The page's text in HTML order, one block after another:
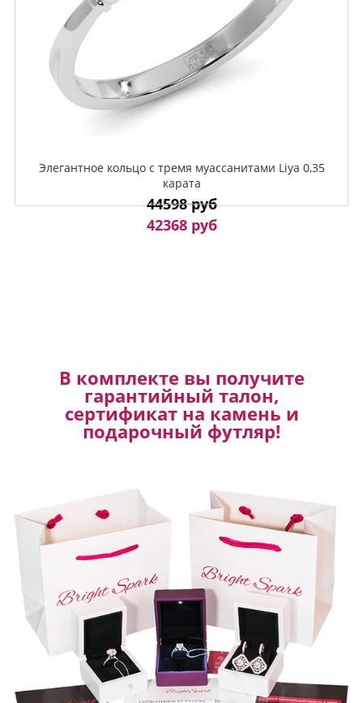
Элегантное кольцо с тремя муассанитами Liya 0,35
карата
44598 руб
42368 руб
В комплекте вы получите
гарантийный талон,
сертификат на камень и
подарочный футляр!